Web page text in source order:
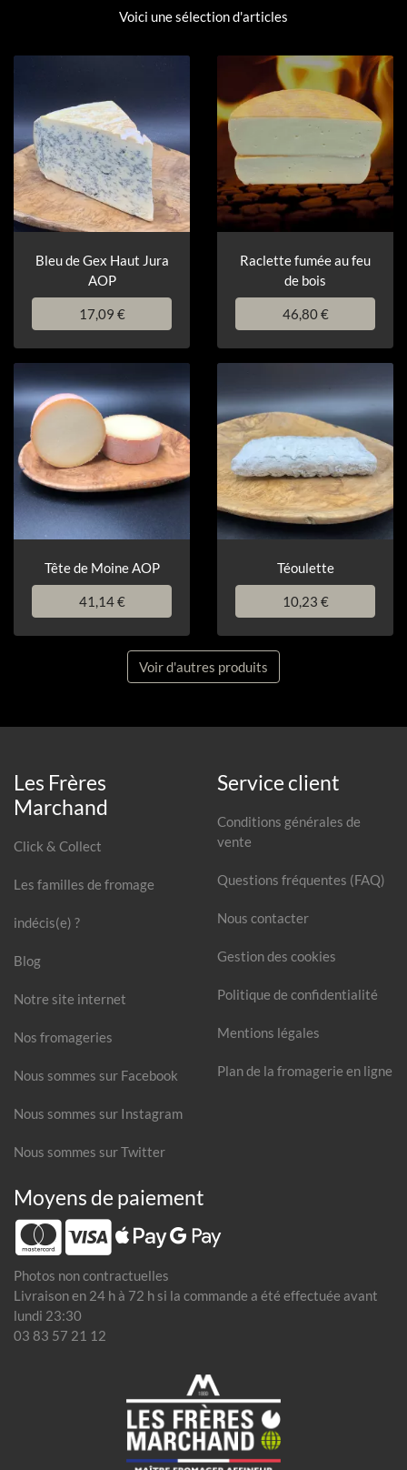
Voici une sélection d'articles
Bleu de Gex Haut Jura
AOP
17,09 €
Raclette fumée au feu
de bois
46,80 €
Tête de Moine AOP
41,14 €
Téoulette
10,23 €
Voir d'autres produits
Les Frères
Marchand
Click & Collect
Les familles de fromage
indécis(e) ?
Blog
Notre site internet
Nos fromageries
Nous sommes sur Facebook
Nous sommes sur Instagram
Nous sommes sur Twitter
Service client
Conditions générales de
vente
Questions fréquentes (FAQ)
Nous contacter
Gestion des cookies
Politique de confidentialité
Mentions légales
Plan de la fromagerie en ligne
Moyens de paiement
Photos non contractuelles
Livraison en 24 h à 72 h si la commande a été effectuée avant
lundi 23:30
03 83 57 21 12